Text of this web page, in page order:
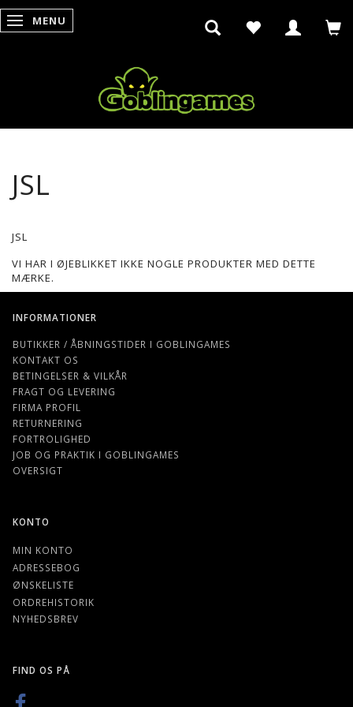
SKIFTE NAVIGATION
MENU
JSL
JSL
VI HAR I ØJEBLIKKET IKKE NOGLE PRODUKTER MED DETTE
MÆRKE.
INFORMATIONER
BUTIKKER / ÅBNINGSTIDER I GOBLINGAMES
KONTAKT OS
BETINGELSER & VILKÅR
FRAGT OG LEVERING
FIRMA PROFIL
RETURNERING
FORTROLIGHED
JOB OG PRAKTIK I GOBLINGAMES
OVERSIGT
KONTO
MIN KONTO
ADRESSEBOG
ØNSKELISTE
ORDREHISTORIK
NYHEDSBREV
FIND OS PÅ